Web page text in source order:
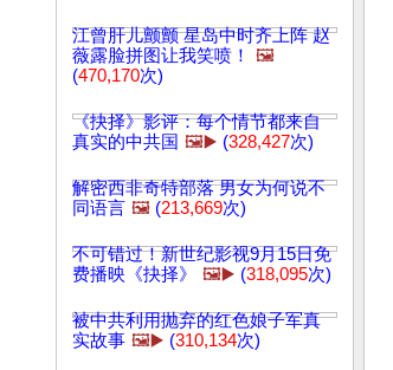
江曾肝儿颤颤 星岛中时齐上阵 赵
薇露脸拼图让我笑喷！
🖼️
(470,170次)
《抉择》影评：每个情节都来自
真实的中共国 🖼️▶️ (328,427次)
解密西非奇特部落 男女为何说不
同语言 🖼️ (213,669次)
不可错过！新世纪影视9月15日免
费播映《抉择》
🖼️▶️ (318,095次)
被中共利用抛弃的红色娘子军真
实故事 🖼️▶️ (310,134次)